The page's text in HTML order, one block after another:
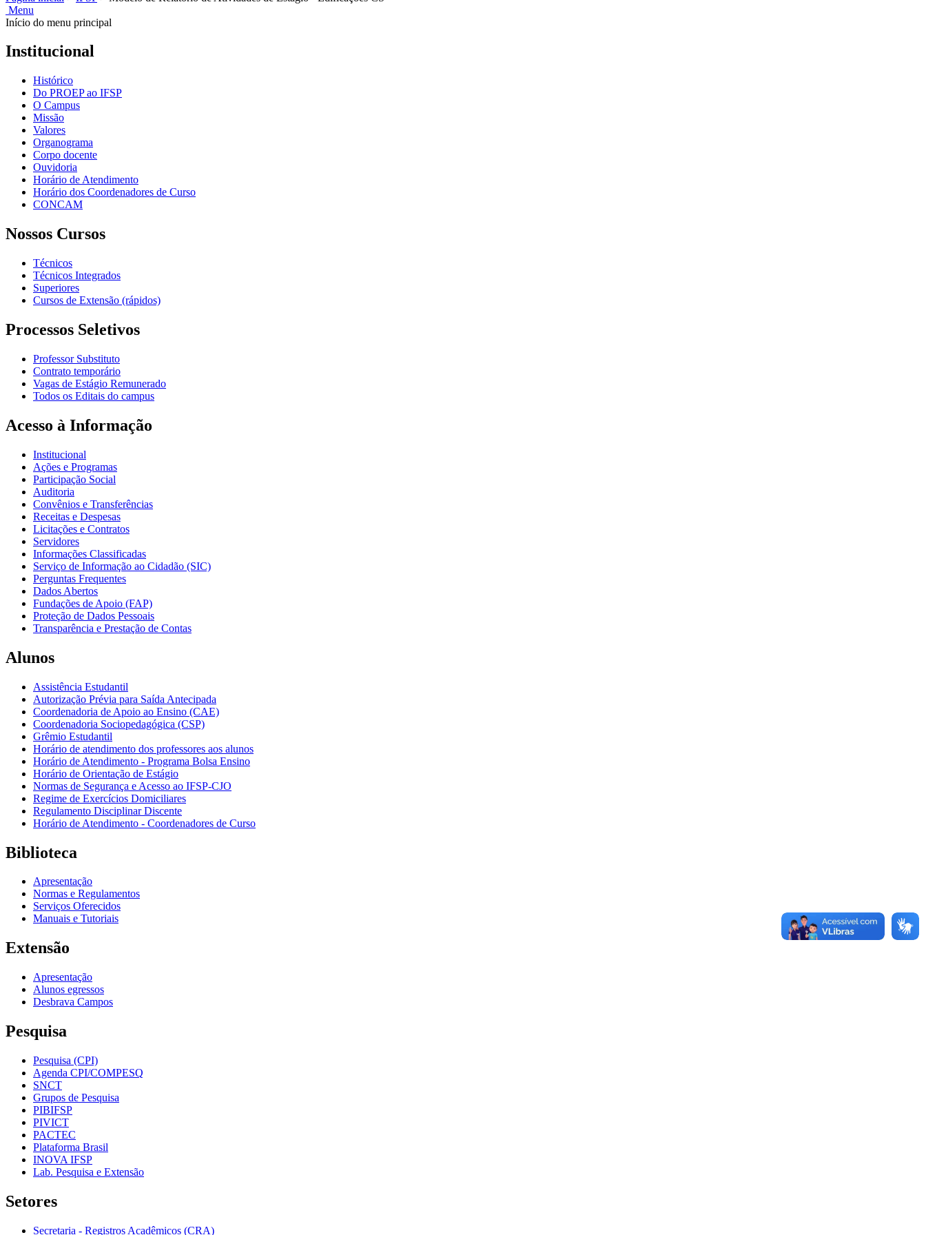
Menu
Início do menu principal
Institucional
Histórico
Do PROEP ao IFSP
O Campus
Missão
Valores
Organograma
Corpo docente
Ouvidoria
Horário de Atendimento
Horário dos Coordenadores de Curso
CONCAM
Nossos Cursos
Técnicos
Técnicos Integrados
Superiores
Cursos de Extensão (rápidos)
Processos Seletivos
Professor Substituto
Contrato temporário
Vagas de Estágio Remunerado
Todos os Editais do campus
Acesso à Informação
Institucional
Ações e Programas
Participação Social
Auditoria
Convênios e Transferências
Receitas e Despesas
Licitações e Contratos
Servidores
Informações Classificadas
Serviço de Informação ao Cidadão (SIC)
Perguntas Frequentes
Dados Abertos
Fundações de Apoio (FAP)
Proteção de Dados Pessoais
Transparência e Prestação de Contas
Alunos
Assistência Estudantil
Autorização Prévia para Saída Antecipada
Coordenadoria de Apoio ao Ensino (CAE)
Coordenadoria Sociopedagógica (CSP)
Grêmio Estudantil
Horário de atendimento dos professores aos alunos
Horário de Atendimento - Programa Bolsa Ensino
Horário de Orientação de Estágio
Normas de Segurança e Acesso ao IFSP-CJO
Regime de Exercícios Domiciliares
Regulamento Disciplinar Discente
Horário de Atendimento - Coordenadores de Curso
Biblioteca
Apresentação
Normas e Regulamentos
Serviços Oferecidos
Manuais e Tutoriais
Extensão
Apresentação
Alunos egressos
Desbrava Campos
Pesquisa
Pesquisa (CPI)
Agenda CPI/COMPESQ
SNCT
Grupos de Pesquisa
PIBIFSP
PIVICT
PACTEC
Plataforma Brasil
INOVA IFSP
Lab. Pesquisa e Extensão
Setores
Secretaria - Registros Acadêmicos (CRA)